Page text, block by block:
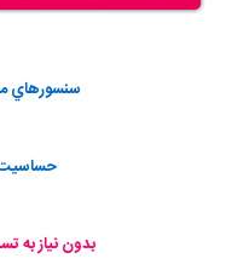
سنسورهاي
حساسيت
بدون نياز به